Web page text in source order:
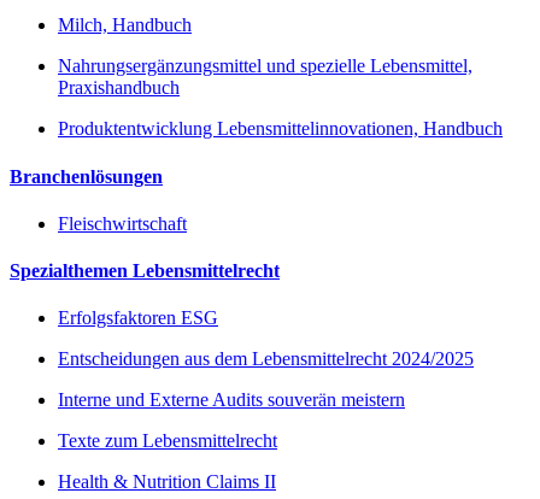
Milch, Handbuch
Nahrungsergänzungsmittel und spezielle Lebensmittel,
Praxishandbuch
Produktentwicklung Lebensmittelinnovationen, Handbuch
Branchenlösungen
Fleischwirtschaft
Spezialthemen Lebensmittelrecht
Erfolgsfaktoren ESG
Entscheidungen aus dem Lebensmittelrecht 2024/2025
Interne und Externe Audits souverän meistern
Texte zum Lebensmittelrecht
Health & Nutrition Claims II